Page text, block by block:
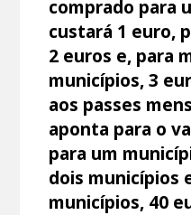
comprado para
custará 1 euro,
2 euros e, para
municípios, 3
aos passes
aponta para o
para um
dois municípios
municípios, 40